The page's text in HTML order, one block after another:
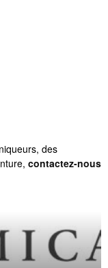
des
contactez-nous